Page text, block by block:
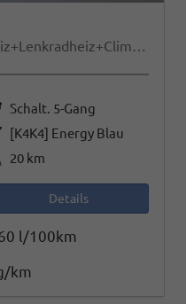
Selection 95PS GV4+Sitzheiz+Lenkradheiz+Climatronic+Sunset+AppConnect+PDC
Schalt. 5-Gang
[K4K4] Energy Blau
20 km
Details
l/100km
km